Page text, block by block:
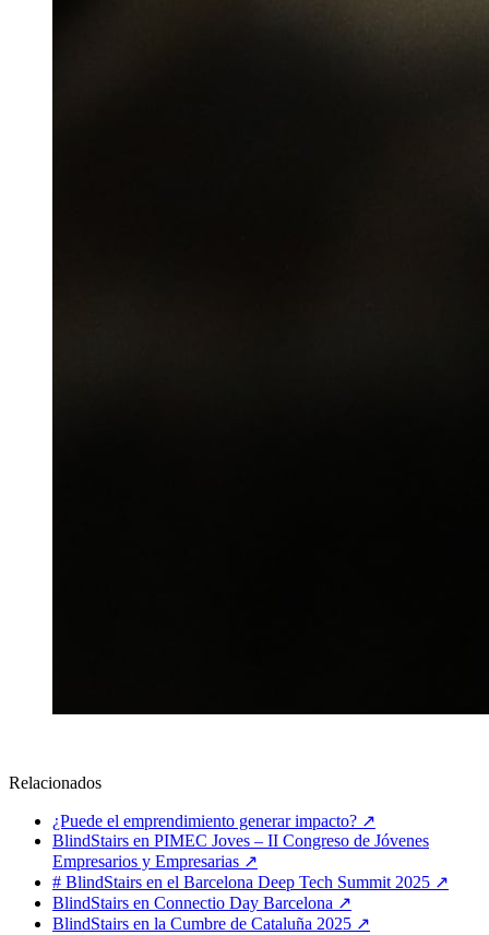
Relacionados
¿Puede el emprendimiento generar impacto? ↗
BlindStairs en PIMEC Joves – II Congreso de Jóvenes
Empresarios y Empresarias ↗
# BlindStairs en el Barcelona Deep Tech Summit 2025 ↗
BlindStairs en Connectio Day Barcelona ↗
BlindStairs en la Cumbre de Cataluña 2025 ↗